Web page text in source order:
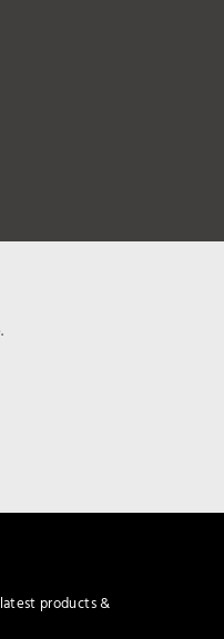
products &